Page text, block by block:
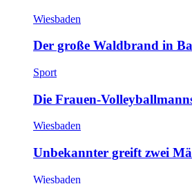
Wiesbaden
Der große Waldbrand in
Sport
Die Frauen-
Wiesbaden
Unbekannter greift zwei
Wiesbaden